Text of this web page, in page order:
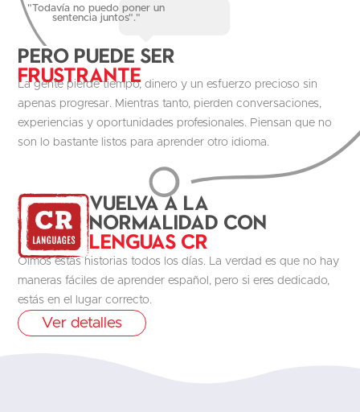
"Todavía no puedo poner un
sentencia juntos"."
Pero puede ser
Frustrante
La gente pierde tiempo, dinero y un esfuerzo precioso sin
apenas progresar. Mientras tanto, pierden conversaciones,
experiencias y oportunidades profesionales. Piensan que no
son lo bastante listos para aprender otro idioma.
Vuelva a la
normalidad con
Lenguas CR
Oímos estas historias todos los días. La verdad es que no hay
maneras fáciles de aprender español, pero si eres dedicado,
estás en el lugar correcto.
Ver detalles